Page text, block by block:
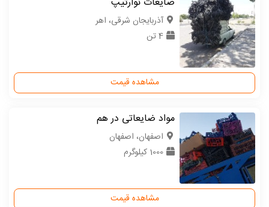
آذربایجان شرقی، اهر
4 تن
مشاهده قیمت
مواد ضایعاتی در هم
اصفهان، اصفهان
1000 کیلوگرم
مشاهده قیمت